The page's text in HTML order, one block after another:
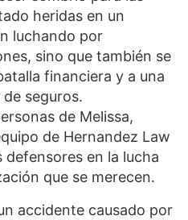
heridas en un
luchando por
sino que también se
financiera y a una
seguros.
de Melissa,
de Hernandez Law
defensores en la lucha
que se merecen.
accidente causado por